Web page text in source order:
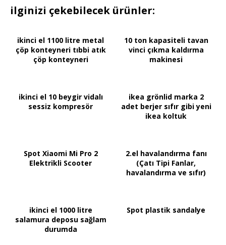
ilginizi çekebilecek ürünler:
ikinci el 1100 litre metal
çöp konteyneri tıbbi atık
çöp konteyneri
10 ton kapasiteli tavan
vinci çıkma kaldırma
makinesi
ikinci el 10 beygir vidalı
sessiz kompresör
ikea grönlid marka 2
adet berjer sıfır gibi yeni
ikea koltuk
Spot Xiaomi Mi Pro 2
Elektrikli Scooter
2.el havalandırma fanı
(Çatı Tipi Fanlar,
havalandırma ve sıfır)
ikinci el 1000 litre
salamura deposu sağlam
durumda
Spot plastik sandalye